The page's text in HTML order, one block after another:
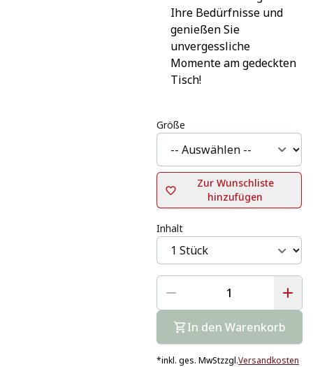
Ihre Bedürfnisse und
genießen Sie
unvergessliche
Momente am gedeckten
Tisch!
Größe
Zur Wunschliste
hinzufügen
Inhalt
In den Warenkorb
*inkl. ges. MwStzzgl.Versandkosten